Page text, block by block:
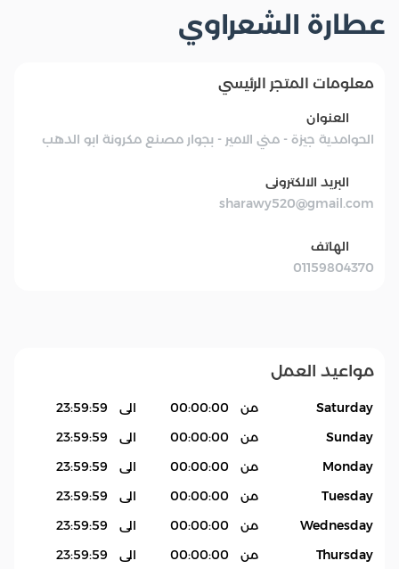
عطارة الشعراوي
معلومات المتجر الرئيسي
العنوان
الحوامدية جيزة - مني الامير - بجوار مصنع مكرونة ابو الدهب
البريد الالكترونى
sharawy520@gmail.com
الهاتف
01159804370
مواعيد العمل
Saturday من 00:00:00 الى
23:59:59
Sunday
من 00:00:00 الى
23:59:59
Monday
من 00:00:00 الى
23:59:59
Tuesday
من 00:00:00 الى
23:59:59
Wednesday
من 00:00:00 الى
23:59:59
Thursday
من 00:00:00 الى
23:59:59